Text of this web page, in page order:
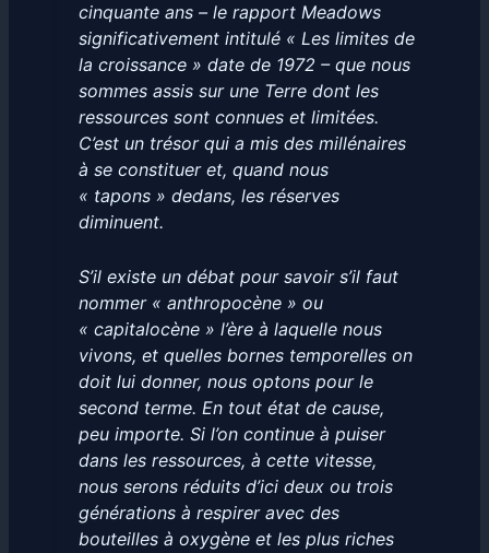
cinquante ans – le rapport Meadows
significativement intitulé « Les limites de
la croissance » date de 1972 – que nous
sommes assis sur une Terre dont les
ressources sont connues et limitées.
C’est un trésor qui a mis des millénaires
à se constituer et, quand nous
« tapons » dedans, les réserves
diminuent.
S’il existe un débat pour savoir s’il faut
nommer « anthropocène » ou
« capitalocène » l’ère à laquelle nous
vivons, et quelles bornes temporelles on
doit lui donner, nous optons pour le
second terme. En tout état de cause,
peu importe. Si l’on continue à puiser
dans les ressources, à cette vitesse,
nous serons réduits d’ici deux ou trois
générations à respirer avec des
bouteilles à oxygène et les plus riches